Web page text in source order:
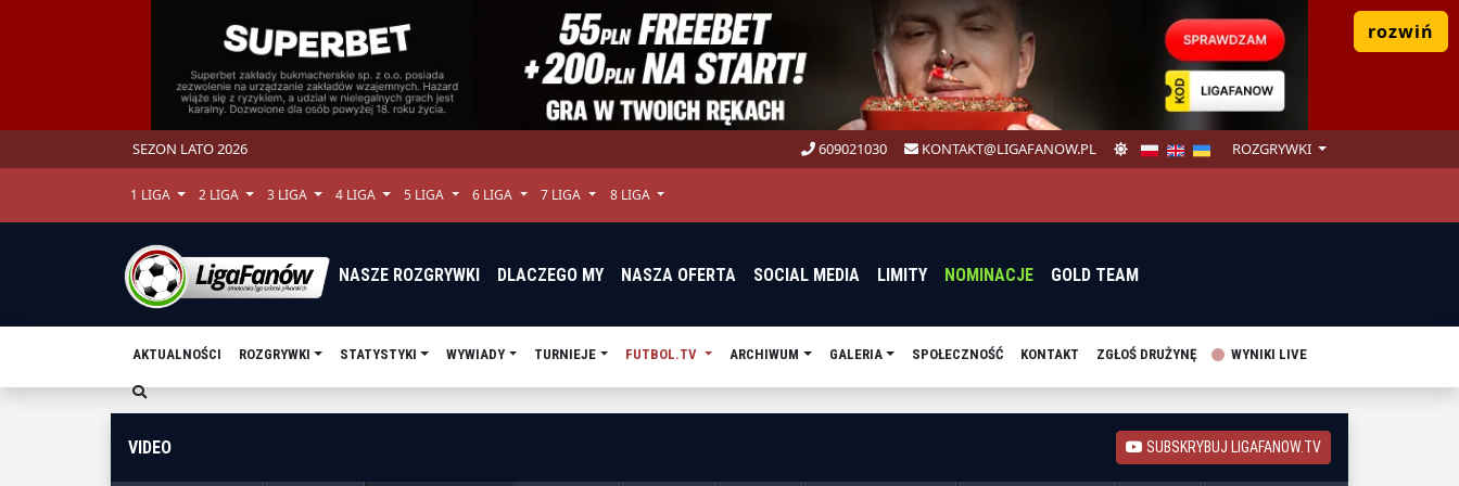
rozwiń
SEZON LATO 2026 609021030 KONTAKT@LIGAFANOW.PL ROZGRYWKI
1 LIGA 2 LIGA 3 LIGA 4 LIGA 5 LIGA 6 LIGA 7 LIGA 8 LIGA
NASZE ROZGRYWKI DLACZEGO MY NASZA OFERTA SOCIAL MEDIA LIMITY NOMINACJE GOLD TEAM
AKTUALNOŚCI ROZGRYWKI STATYSTYKI WYWIADY TURNIEJE FUTBOL.TV ARCHIWUM GALERIA SPOŁECZNOŚĆ KONTAKT ZGŁOŚ DRUŻYNĘ WYNIKI LIVE
VIDEO SUBSKRYBUJ LIGAFANOW.TV